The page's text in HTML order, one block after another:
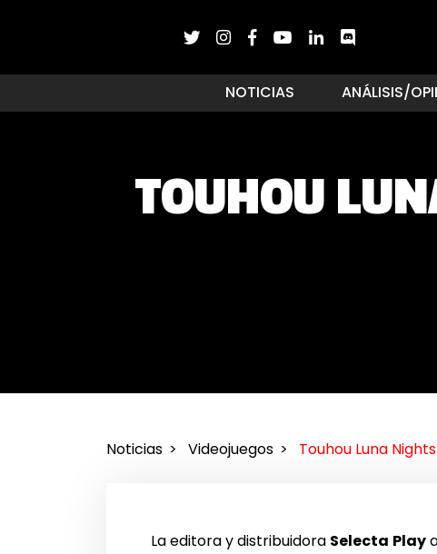
NOTICIAS ANÁLISIS/
TOUHOU
Noticias Videojuegos Touhou Luna
La editora y distribuidora Selecta Play